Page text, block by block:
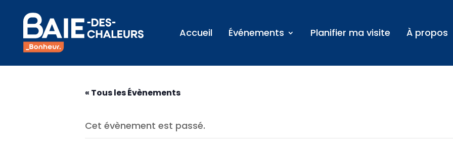
Accueil Événements Planifier ma visite À propos
« Tous les Évènements
Cet évènement est passé.